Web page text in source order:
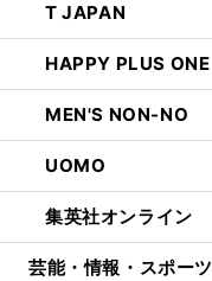
T JAPAN
HAPPY PLUS ONE
MEN'S NON-NO
UOMO
集英社オンライン
芸能・情報・スポーツ